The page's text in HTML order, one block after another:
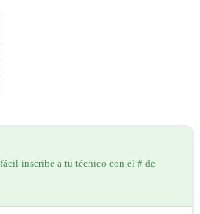
inscribe a tu técnico con el # de